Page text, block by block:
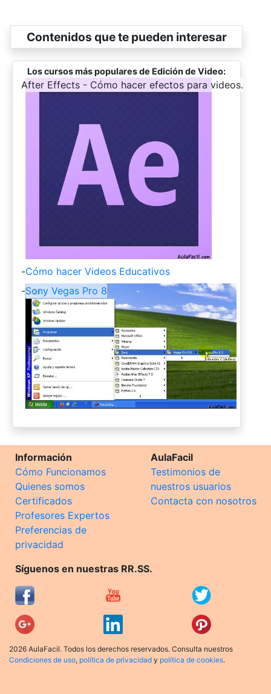
Contenidos que te pueden interesar
Los cursos más populares de Edición de Video:
-
After Effects - Cómo hacer efectos para videos.
-Cómo hacer Videos Educativos
-Sony Vegas Pro 8
Información
Cómo Funcionamos
Quienes somos
Certificados
Profesores Expertos
Preferencias de
privacidad
AulaFacil
Testimonios de
nuestros usuarios
Contacta con nosotros
Síguenos en nuestras RR.SS.
2026 AulaFacil. Todos los derechos reservados. Consulta nuestros
Condiciones de uso, política de privacidad y política de cookies.